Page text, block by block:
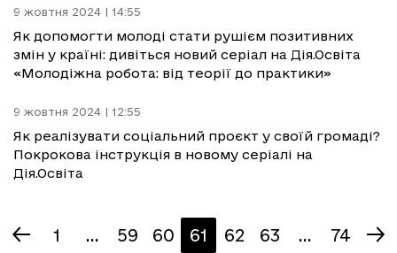
9 жовтня 2024 | 14:55
Як допомогти молоді стати рушієм позитивних
змін у країні: дивіться новий серіал на Дія.Освіта
«Молодіжна робота: від теорії до практики»
9 жовтня 2024 | 12:55
Як реалізувати соціальний проєкт у своїй громаді?
Покрокова інструкція в новому серіалі на
Дія.Освіта
1 ... 59 60 61 62 63 ... 74